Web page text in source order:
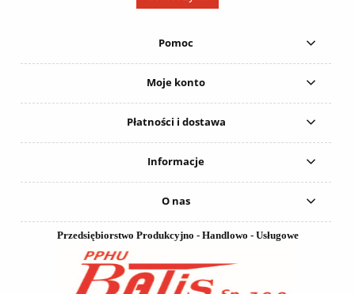
Pomoc
Moje konto
Płatności i dostawa
Informacje
O nas
Przedsiębiorstwo Produkcyjno - Handlowo - Usługowe